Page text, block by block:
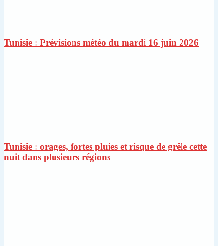
Tunisie : Prévisions météo du mardi 16 juin 2026
Tunisie : orages, fortes pluies et risque de grêle cette
nuit dans plusieurs régions